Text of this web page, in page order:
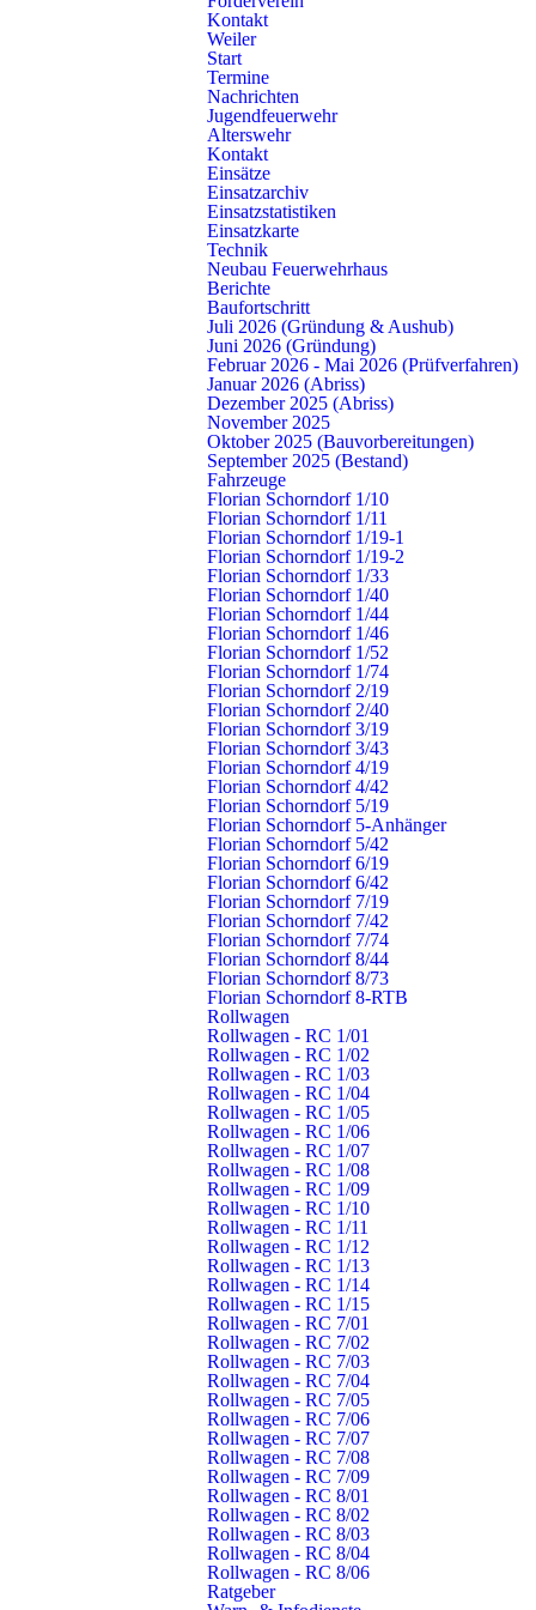
Kontakt
Weiler
Start
Termine
Nachrichten
Jugendfeuerwehr
Alterswehr
Kontakt
Einsätze
Einsatzarchiv
Einsatzstatistiken
Einsatzkarte
Technik
Neubau Feuerwehrhaus
Berichte
Baufortschritt
Juli 2026 (Gründung & Aushub)
Juni 2026 (Gründung)
Februar 2026 - Mai 2026 (Prüfverfahren)
Januar 2026 (Abriss)
Dezember 2025 (Abriss)
November 2025
Oktober 2025 (Bauvorbereitungen)
September 2025 (Bestand)
Fahrzeuge
Florian Schorndorf 1/10
Florian Schorndorf 1/11
Florian Schorndorf 1/19-1
Florian Schorndorf 1/19-2
Florian Schorndorf 1/33
Florian Schorndorf 1/40
Florian Schorndorf 1/44
Florian Schorndorf 1/46
Florian Schorndorf 1/52
Florian Schorndorf 1/74
Florian Schorndorf 2/19
Florian Schorndorf 2/40
Florian Schorndorf 3/19
Florian Schorndorf 3/43
Florian Schorndorf 4/19
Florian Schorndorf 4/42
Florian Schorndorf 5/19
Florian Schorndorf 5-Anhänger
Florian Schorndorf 5/42
Florian Schorndorf 6/19
Florian Schorndorf 6/42
Florian Schorndorf 7/19
Florian Schorndorf 7/42
Florian Schorndorf 7/74
Florian Schorndorf 8/44
Florian Schorndorf 8/73
Florian Schorndorf 8-RTB
Rollwagen
Rollwagen - RC 1/01
Rollwagen - RC 1/02
Rollwagen - RC 1/03
Rollwagen - RC 1/04
Rollwagen - RC 1/05
Rollwagen - RC 1/06
Rollwagen - RC 1/07
Rollwagen - RC 1/08
Rollwagen - RC 1/09
Rollwagen - RC 1/10
Rollwagen - RC 1/11
Rollwagen - RC 1/12
Rollwagen - RC 1/13
Rollwagen - RC 1/14
Rollwagen - RC 1/15
Rollwagen - RC 7/01
Rollwagen - RC 7/02
Rollwagen - RC 7/03
Rollwagen - RC 7/04
Rollwagen - RC 7/05
Rollwagen - RC 7/06
Rollwagen - RC 7/07
Rollwagen - RC 7/08
Rollwagen - RC 7/09
Rollwagen - RC 8/01
Rollwagen - RC 8/02
Rollwagen - RC 8/03
Rollwagen - RC 8/04
Rollwagen - RC 8/06
Ratgeber
Interkommunaler Lehrgang
Lehrgang für
Atemschutzgeräteträger
erfolgreich abgeschlossen
Sechzehn Kameradinnen und Kameraden aus Buhlbronn,
Rudersberg, Schornbach, Schorndorf, Weiler, Winterbach
und Urbach beendeten am Donnerstag, 2. Dezember, die
Ausbildung zum Atemschutzgeräteträger mit dem
Absolvieren der vorgeschriebenen Belastungsübung auf
der Atemschutzstrecke der Feuerwehr Fellbach.
Mittwoch, 8. Dezember 2021, 10.48 Uhr
Grundausbildung abgeschlossen
20 neue Feuerwehrleute für
In den vergangenen acht Wochen konnten 20 Frauen und
Männer die Feuerwehrgrundausbildung erfolgreich
abschließen und stehen ab sofort für den Einsatzdienst zur
Verfügung. Nach 80 Stunden theoretischer und praktischer
Ausbildung und einer theoretischen Prüfung konnten die
Nachwuchsfeuerwehrleute ihr Können am Samstag bei
einer gemeinsamen Abschlussübung präsentieren.
Montag, 1. November 2021, 09.00 Uhr
Rauchmelder retten Leben
Am Rauchmeldertag
Rauchmelder prüfen!
Haben Sie es gewusst? Alle zwei bis drei Minuten brennt
es in Deutschland in einer Wohnung. Das statistische
Bundesamt zählt über 300 Brandtote im Jahr – die Anzahl
der Brandverletzten liegt deutlich höher. Der Grund dafür
liegt auf der Hand: Feuer und Rauch überraschen viele
Menschen im Schlaf. Funktionierende Rauchmelder hätten
die meisten Brandtoten verhindern können.
Freitag, 13. August 2021, 07.00 Uhr
Hochwasser in Rheinland-Pfalz
Feuerwehr Schorndorf
unterstützt im Hochwassergebiet
Seit Donnerstagabend befindet sich die Feuerwehr
Schorndorf als Teil des Hochwasserzuges Rems-Murr mit
zwei Fahrzeugen im Katastropheneinsatz im schwer von
Hochwasser getroffenen Rheinland-Pfalz.
Freitag, 16. Juli 2021, 10.32 Uhr